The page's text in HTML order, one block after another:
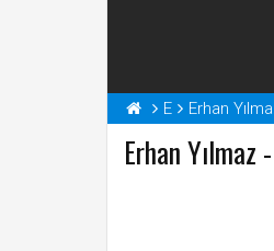
E Erhan
Erhan Yılmaz